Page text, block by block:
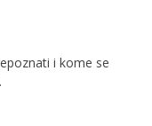
i kome se